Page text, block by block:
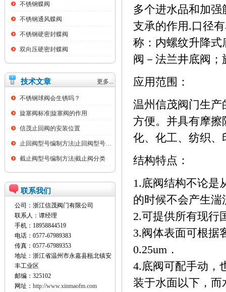
不锈钢蝶阀
不锈钢通风蝶阀
不锈钢硬密封蝶阀
双向压硬密封蝶阀
技术文章 更多...
不锈钢球阀会生锈吗？
旋塞阀标准|旋塞阀的作用
信茂止回阀的安装位置
止回阀型号编制方法|止回阀型号名称大全
截止阀型号编制方法|截止阀分类
联系我们
公司：浙江信茂阀门有限公司
联系人：谭经理
手机：18958844519
电话：0577-67989383
传真：0577-67989353
地址：浙江省温州市永嘉县瓯北镇安
丰工业区
邮编：325102
网址： http://www.xinmaofm.com
多个进水品和加
支承的作用.口径
称：内螺纹升降
阀－法兰井底阀
应用范围：
温州信茂阀门生
方便。并具有摩
化、化工、纺织
结构特点：
1.底阀结构不论是
的时候不会产生湍
2.可提供所有现行
3.阀体表面可根据
0.25um．
4.底阀可配手动，
装于水面以下，